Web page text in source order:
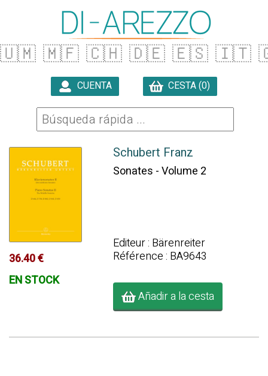
🇺🇲 🇲🇫 🇨🇭 🇩🇪 🇪🇸 🇮🇹
CUENTA CESTA (0)
36.40 €
EN STOCK
Schubert Franz
Sonates - Volume 2
Editeur : Bärenreiter
Référence : BA9643
Añadir a la cesta